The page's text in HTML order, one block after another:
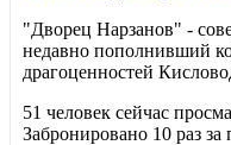
"Дворец Нарзанов" -
недавно пополнивший
драгоценностей
51 человек сейчас
Забронировано 10 раз за